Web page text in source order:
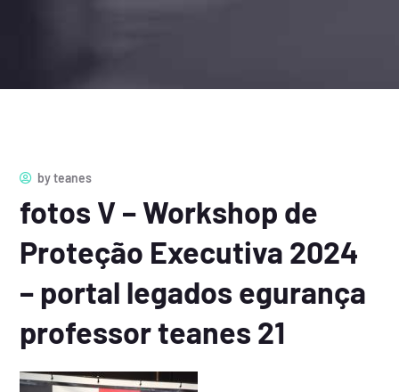
byteanes
fotos V – Workshop de
Proteção Executiva 2024
– portal legados egurança
professor teanes 21